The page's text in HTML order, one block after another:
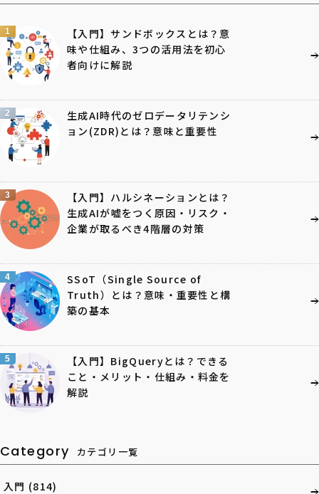
1
【入門】サンドボックスとは？意
味や仕組み、3つの活用法を初心
者向けに解説
2
生成AI時代のゼロデータリテンシ
ョン(ZDR)とは？意味と重要性
3
【入門】ハルシネーションとは？
生成AIが嘘をつく原因・リスク・
企業が取るべき4階層の対策
4
SSoT（Single Source of
Truth）とは？意味・重要性と構
築の基本
5
【入門】BigQueryとは？できる
こと・メリット・仕組み・料金を
解説
Category カテゴリ一覧
入門 (814)